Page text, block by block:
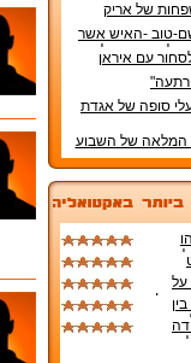
של אריק
זוהר
טוב -האיש אשר
השמאל
לסחור עם איראן
כשרות
סופה של אגדת
המלאה של השבוע
מן
הכנסת